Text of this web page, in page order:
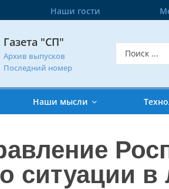
Наши гости
Газета "СП"
Архив выпусков
Последний номер
Наши мысли
ситуации в